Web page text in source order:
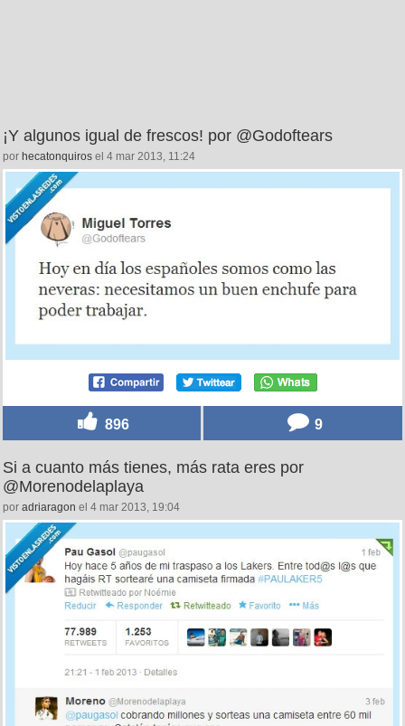
¡Y algunos igual de frescos! por @Godoftears
por hecatonquiros el 4 mar 2013, 11:24
896 9
Si a cuanto más tienes, más rata eres por
@Morenodelaplaya
por adriaragon el 4 mar 2013, 19:04